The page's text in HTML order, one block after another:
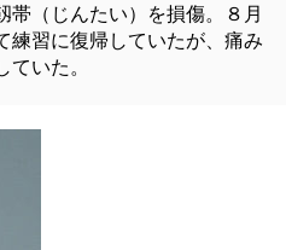
（じんたい）を損傷。８月
練習に復帰していたが、痛み
いた。